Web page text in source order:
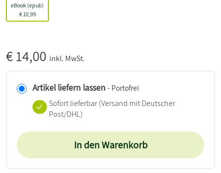
eBook (epub)
€10,99
€14,00 inkl. MwSt.
Artikel liefern lassen - Portofrei
Sofort lieferbar(Versand mit Deutscher
Post/DHL)
In den Warenkorb